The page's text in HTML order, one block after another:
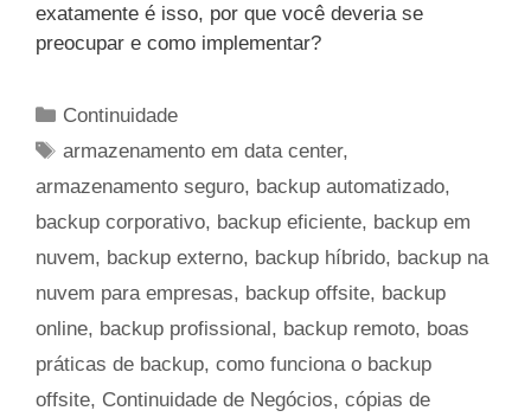
exatamente é isso, por que você deveria se
preocupar e como implementar?
Categorias
Continuidade
Tags
armazenamento em data center,
armazenamento seguro, backup automatizado,
backup corporativo, backup eficiente, backup em
nuvem, backup externo, backup híbrido, backup na
nuvem para empresas, backup offsite, backup
online, backup profissional, backup remoto, boas
práticas de backup, como funciona o backup
offsite, Continuidade de Negócios, cópias de